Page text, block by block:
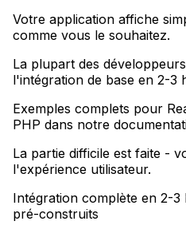
Votre application affiche
comme vous le souhaitez.
La plupart des
l'intégration de base en 2-3
Exemples complets pour
PHP dans notre
La partie difficile est faite -
l'expérience utilisateur.
Intégration complète en 2-
pré-construits